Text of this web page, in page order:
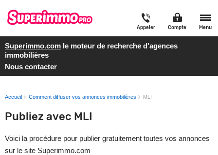
Appeler Compte Menu
Superimmo.com le moteur de recherche d'agences
immobilières
Nous contacter
Accueil Comment diffuser vos annonces immobilières MLI
Publiez avec MLI
Voici la procédure pour publier gratuitement toutes vos annonces
sur le site Superimmo.com